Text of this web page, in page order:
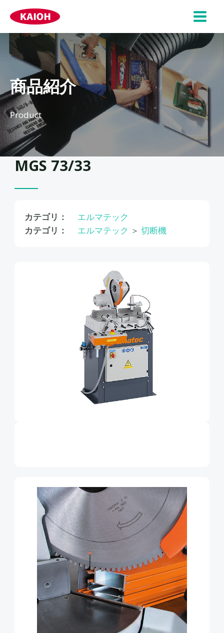
を
商品紹介
Product
MGS 73/33
カテゴリ：
エルマテック
カテゴリ：
エルマテック ＞切断機